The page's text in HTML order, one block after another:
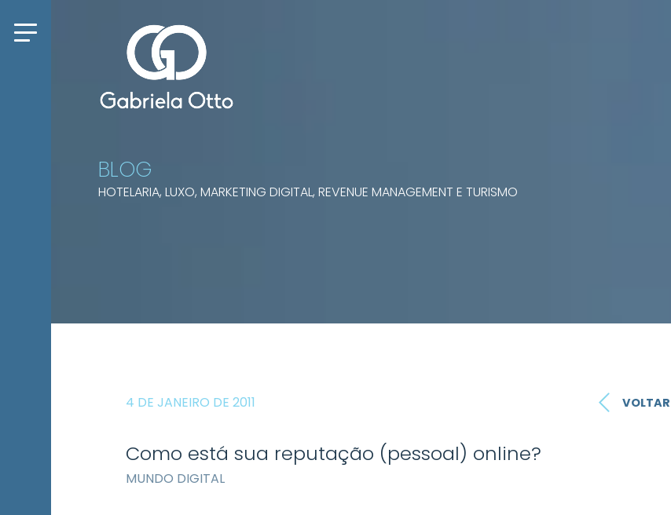
BLOG
HOTELARIA, LUXO, MARKETING DIGITAL, REVENUE MANAGEMENT E TURISMO
4 DE JANEIRO DE 2011 VOLTAR
Como está sua reputação (pessoal) online?
MUNDO DIGITAL